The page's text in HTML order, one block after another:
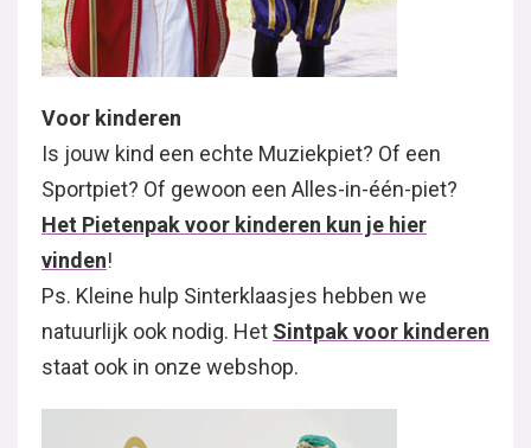
Voor kinderen
Is jouw kind een echte Muziekpiet? Of een
Sportpiet? Of gewoon een Alles-in-één-piet?
Het Pietenpak voor kinderen kun je hier
vinden!
Ps. Kleine hulp Sinterklaasjes hebben we
natuurlijk ook nodig. Het Sintpak voor kinderen
staat ook in onze webshop.